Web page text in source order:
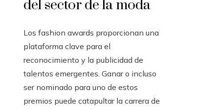
del sector de la moda
Los fashion awards proporcionan una
plataforma clave para el
reconocimiento y la publicidad de
talentos emergentes. Ganar o incluso
ser nominado para uno de estos
premios puede catapultar la carrera de